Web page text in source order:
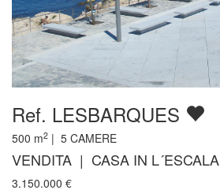
Ref. LESBARQUES
500 m2 | 5 CAMERE
VENDITA | CASA IN L´ESCALA
3.150.000 €